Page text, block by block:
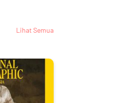
Lihat Semua